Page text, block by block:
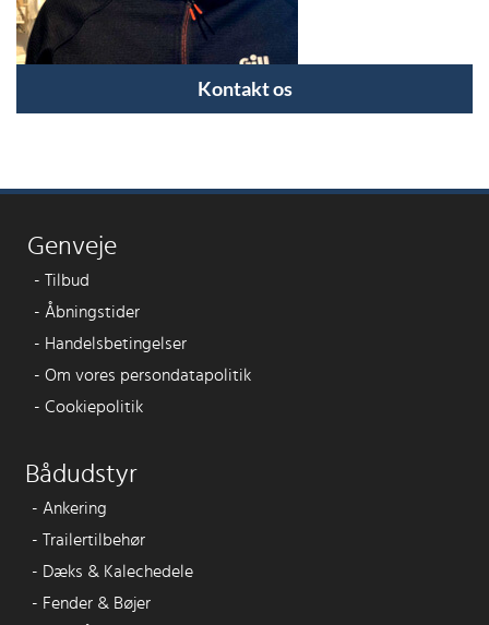
Kontakt os
Genveje
- Tilbud
- Åbningstider
- Handelsbetingelser
- Om vores persondatapolitik
- Cookiepolitik
Bådudstyr
- Ankering
- Trailertilbehør
- Dæks & Kalechedele
- Fender & Bøjer